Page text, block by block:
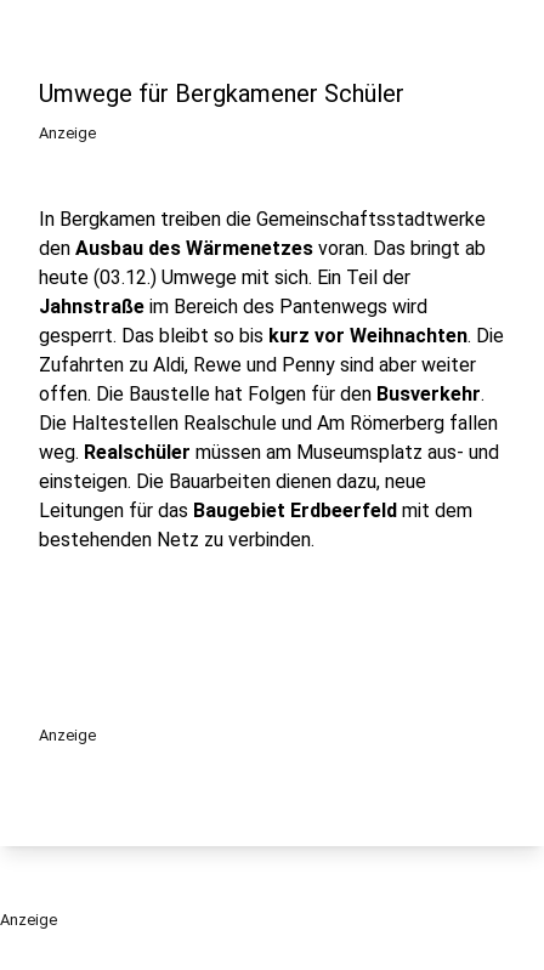
Umwege für Bergkamener Schüler
Anzeige
In Bergkamen treiben die Gemeinschaftsstadtwerke
den Ausbau des Wärmenetzes voran. Das bringt ab
heute (03.12.) Umwege mit sich. Ein Teil der
Jahnstraße im Bereich des Pantenwegs wird
gesperrt. Das bleibt so bis kurz vor Weihnachten. Die
Zufahrten zu Aldi, Rewe und Penny sind aber weiter
offen. Die Baustelle hat Folgen für den Busverkehr.
Die Haltestellen Realschule und Am Römerberg fallen
weg. Realschüler müssen am Museumsplatz aus- und
einsteigen. Die Bauarbeiten dienen dazu, neue
Leitungen für das Baugebiet Erdbeerfeld mit dem
bestehenden Netz zu verbinden.
Anzeige
Anzeige